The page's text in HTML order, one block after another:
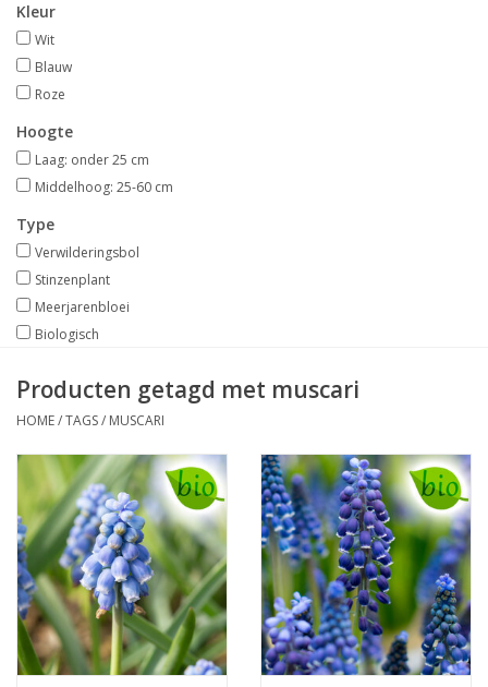
Sterke Bollen Dagen
Nieuws
Kleur
Wit
Blauw
Roze
Hoogte
Laag: onder 25 cm
Middelhoog: 25-60 cm
Type
Verwilderingsbol
Stinzenplant
Meerjarenbloei
Biologisch
Producten getagd met muscari
HOME/TAGS/ MUSCARI